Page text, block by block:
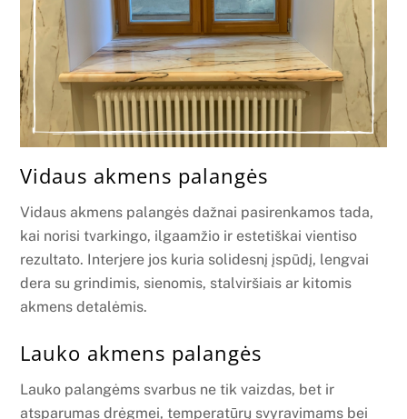
Vidaus akmens palangės
Vidaus akmens palangės dažnai pasirenkamos tada,
kai norisi tvarkingo, ilgaamžio ir estetiškai vientiso
rezultato. Interjere jos kuria solidesnį įspūdį, lengvai
dera su grindimis, sienomis, stalviršiais ar kitomis
akmens detalėmis.
Lauko akmens palangės
Lauko palangėms svarbus ne tik vaizdas, bet ir
atsparumas drėgmei, temperatūrų svyravimams bei